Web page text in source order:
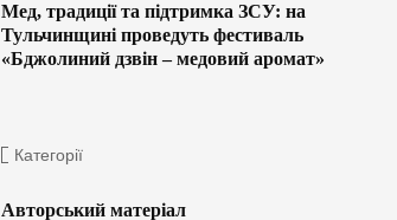
Мед, традиції та підтримка ЗСУ: на
Тульчинщині проведуть фестиваль
«Бджолиний дзвін – медовий аромат»
Категорії
Авторський матеріал